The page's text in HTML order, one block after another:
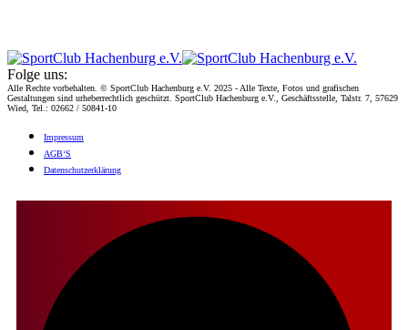
Folge uns:
Alle Rechte vorbehalten. © SportClub Hachenburg e.V. 2025 - Alle Texte, Fotos und grafischen
Gestaltungen sind urheberrechtlich geschützt. SportClub Hachenburg e.V., Geschäftsstelle, Talstr. 7, 57629
Wied, Tel.: 02662 / 50841-10
Impres­sum
AGB‘S
Daten­schutz­er­klä­rung